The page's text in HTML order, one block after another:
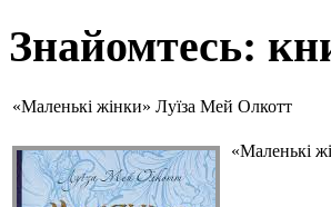
Знайомтесь:
«Маленькі жінки» Луїза Мей Олкотт
«Маленькі